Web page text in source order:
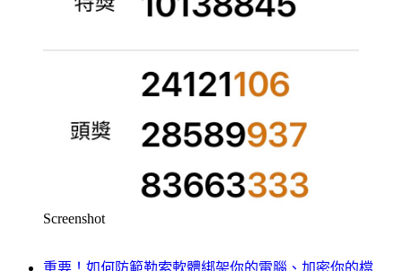
Screenshot
重要！如何防範勒索軟體綁架你的電腦、加密你的檔